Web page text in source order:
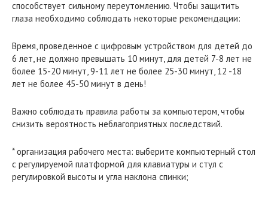
способствует сильному переутомлению. Чтобы защитить
глаза необходимо соблюдать некоторые рекомендации:
Время, проведенное с цифровым устройством для детей до
6 лет, не должно превышать 10 минут, для детей 7-8 лет не
более 15-20 минут, 9-11 лет не более 25-30 минут, 12 -18
лет не более 45-50 минут в день!
Важно соблюдать правила работы за компьютером, чтобы
снизить вероятность неблагоприятных последствий.
* организация рабочего места: выберите компьютерный стол
с регулируемой платформой для клавиатуры и стул с
регулировкой высоты и угла наклона спинки;